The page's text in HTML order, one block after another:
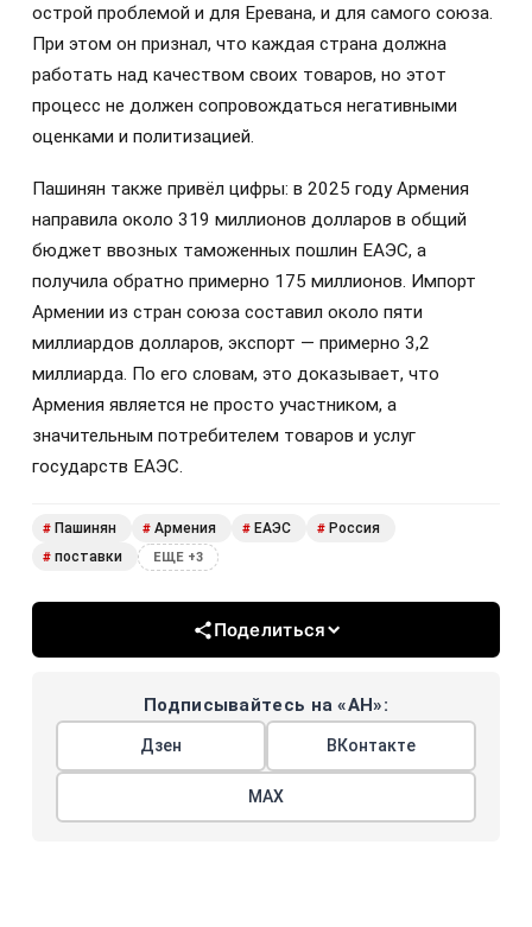
острой проблемой и для Еревана, и для самого союза.
При этом он признал, что каждая страна должна
работать над качеством своих товаров, но этот
процесс не должен сопровождаться негативными
оценками и политизацией.
Пашинян также привёл цифры: в 2025 году Армения
направила около 319 миллионов долларов в общий
бюджет ввозных таможенных пошлин ЕАЭС, а
получила обратно примерно 175 миллионов. Импорт
Армении из стран союза составил около пяти
миллиардов долларов, экспорт — примерно 3,2
миллиарда. По его словам, это доказывает, что
Армения является не просто участником, а
значительным потребителем товаров и услуг
государств ЕАЭС.
# Пашинян # Армения # ЕАЭС # Россия
# поставки ЕЩЕ +3
Поделиться
Подписывайтесь на «АН»:
Дзен ВКонтакте
МАХ